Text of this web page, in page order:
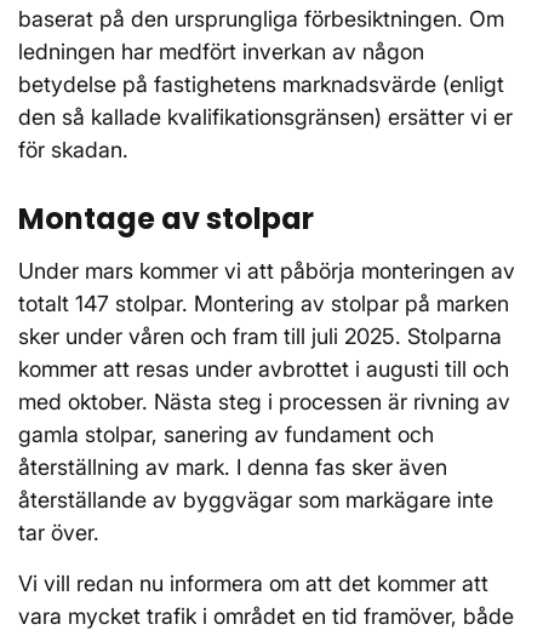
baserat på den ursprungliga förbesiktningen. Om
ledningen har medfört inverkan av någon
betydelse på fastighetens marknadsvärde (enligt
den så kallade kvalifikationsgränsen) ersätter vi er
för skadan.
Montage av stolpar
Under mars kommer vi att påbörja monteringen av
totalt 147 stolpar. Montering av stolpar på marken
sker under våren och fram till juli 2025. Stolparna
kommer att resas under avbrottet i augusti till och
med oktober. Nästa steg i processen är rivning av
gamla stolpar, sanering av fundament och
återställning av mark. I denna fas sker även
återställande av byggvägar som markägare inte
tar över.
Vi vill redan nu informera om att det kommer att
vara mycket trafik i området en tid framöver, både